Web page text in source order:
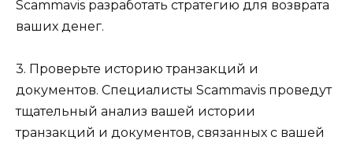
Scammavis разработать стратегию для возврата
ваших денег.
3. Проверьте историю транзакций и
документов. Специалисты Scammavis проведут
тщательный анализ вашей истории
транзакций и документов, связанных с вашей